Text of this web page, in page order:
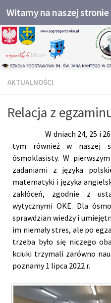
Przejdź do treści
Witamy na naszej stronie
AKTUALNOŚCI
Relacja z
W dniach 24, 25 i 26
tym również w naszej
ósmoklasisty. W
zadaniami z języka
matematyki i języka
zakłóceń, zgodnie z
wytycznymi OKE. Dla
sprawdzian wiedzy i
im niemały stres, ale po
trzeba było się niczego
kciuki trzymali zarówno
poznamy 1 lipca 2022 r.